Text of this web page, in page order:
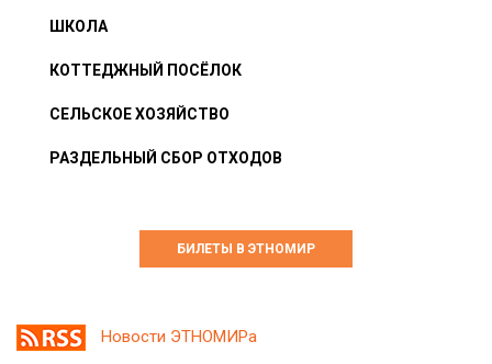
ШКОЛА
КОТТЕДЖНЫЙ ПОСЁЛОК
СЕЛЬСКОЕ ХОЗЯЙСТВО
РАЗДЕЛЬНЫЙ СБОР ОТХОДОВ
БИЛЕТЫ В ЭТНОМИР
Новости ЭТНОМИРа